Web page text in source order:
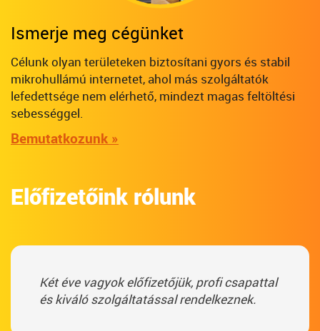
Ismerje meg cégünket
Célunk olyan területeken biztosítani gyors és stabil
mikrohullámú internetet, ahol más szolgáltatók
lefedettsége nem elérhető, mindezt magas feltöltési
sebességgel.
Bemutatkozunk »
Előfizetőink rólunk
Két éve vagyok előfizetőjük, profi csapattal
és kiváló szolgáltatással rendelkeznek.